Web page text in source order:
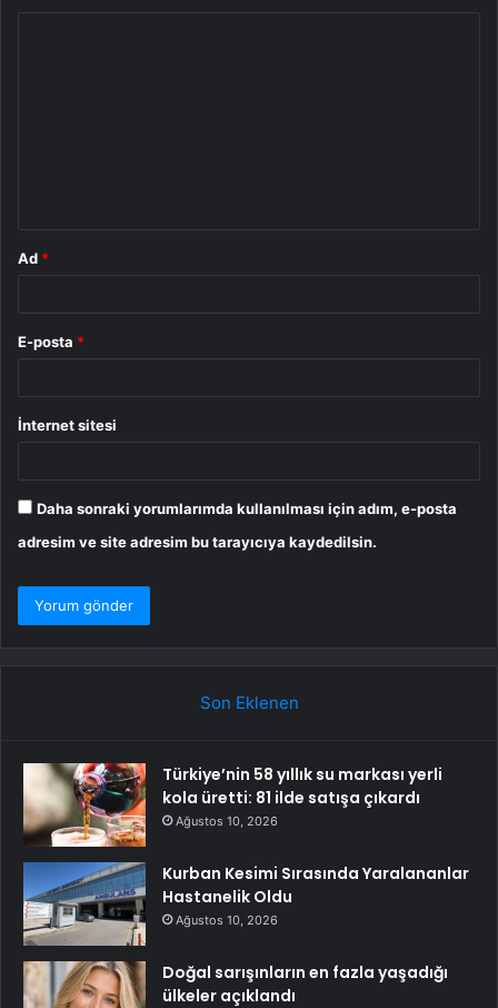
Ad *
E-posta *
İnternet sitesi
Daha sonraki yorumlarımda kullanılması için adım, e-posta
adresim ve site adresim bu tarayıcıya kaydedilsin.
Son Eklenen
Türkiye’nin 58 yıllık su markası yerli
kola üretti: 81 ilde satışa çıkardı
Ağustos 10, 2026
Kurban Kesimi Sırasında Yaralananlar
Hastanelik Oldu
Ağustos 10, 2026
Doğal sarışınların en fazla yaşadığı
ülkeler açıklandı